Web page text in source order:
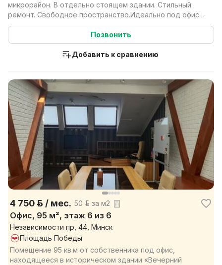
микрорайон. В отдельно стоящем здании. Стильный
ремонт. Свободное пространство.Идеально под офис,
студию,
Позвонить
Добавить к сравнению
4 750 р. / мес. 50 р. за м2
Офис, 95 м², этаж 6 из 6
Независимости пр, 44, Минск
Площадь Победы
Помещение 95 кв.м от собственника под офис,
находящееся в историческом здании «Вечерний